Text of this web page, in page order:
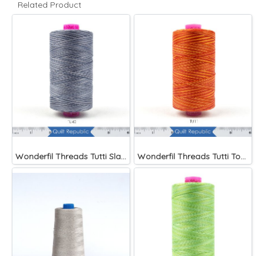
Related Product
Wonderfil Threads Tutti Slate Wonderfil Threads Tutti Tomato